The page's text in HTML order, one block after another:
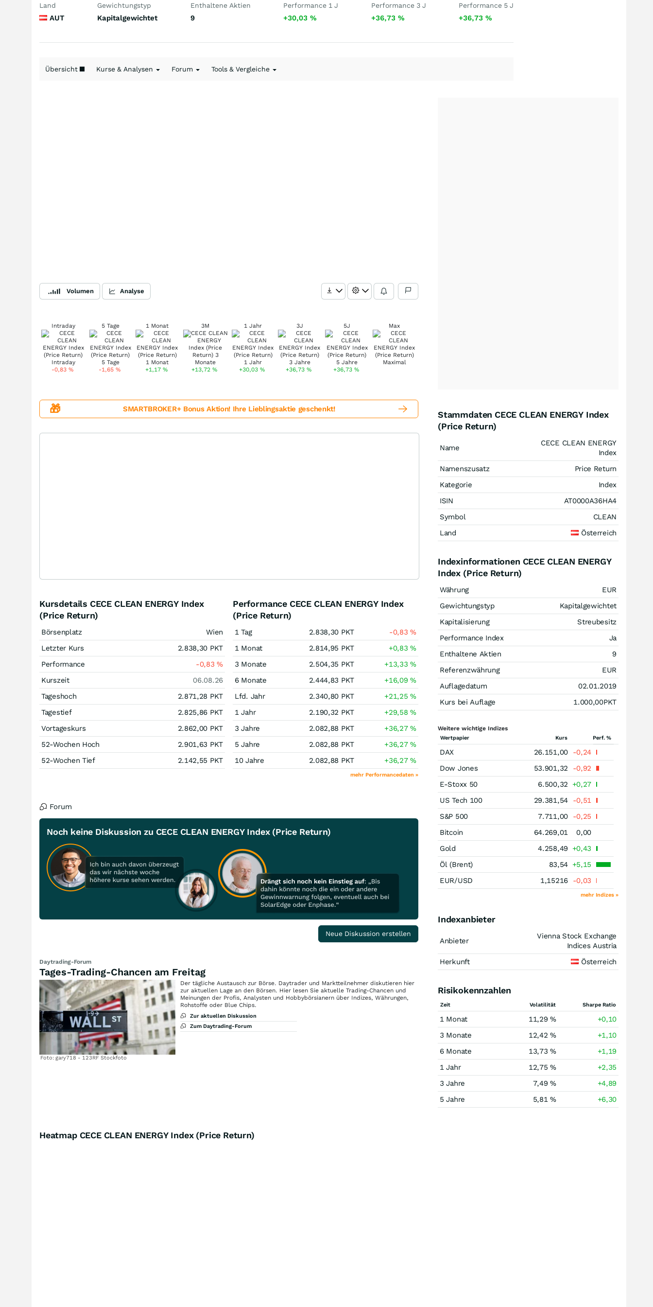
Land
AUT
Gewichtungstyp
Kapitalgewichtet
Enthaltene Aktien
9
Performance 1 J
+30,03%
Performance 3 J
+36,73 %
Performance 5 J
+36,73 %
Übersicht Kurse & Analysen Forum Tools & Vergleiche
Volumen Analyse
Intraday
-0,83 %
5 Tage
-1,65 %
1 Monat
+1,17 %
3M
+13,72%
1 Jahr
+30,03%
3J
+36,73%
5J
+36,73 %
Max
🎁 SMARTBROKER+ Bonus Aktion! Ihre Lieblingsaktie geschenkt!
Kursdetails CECE CLEAN ENERGY Index
(Price Return)
Börsenplatz
Wien
Letzter Kurs
2.838,30 PKT
Performance
-0,83%
Kurszeit
06.08.26
Tageshoch
2.871,28 PKT
Tagestief
2.825,86 PKT
Vortageskurs
2.862,00 PKT
52-Wochen Hoch
2.901,63 PKT
52-Wochen Tief
2.142,55 PKT
Performance CECE CLEAN ENERGY Index
(Price Return)
1 Tag 2.838,30 PKT -0,83%
1 Monat
2.814,95 PKT +0,83%
3 Monate
2.504,35 PKT +13,33%
6 Monate
2.444,83 PKT +16,09%
Lfd. Jahr
2.340,80 PKT +21,25%
1 Jahr
2.190,32 PKT +29,58%
3 Jahre
2.082,88 PKT +36,27%
5 Jahre
2.082,88 PKT +36,27%
10 Jahre
2.082,88 PKT +36,27%
mehr Performancedaten »
Forum
Noch keine Diskussion zu CECE CLEAN ENERGY Index (Price Return)
Neue Diskussion erstellen
Daytrading-Forum
Tages-Trading-Chancen am Freitag
Foto: gary718 - 123RF Stockfoto
Der tägliche Austausch zur Börse. Daytrader und Marktteilnehmer diskutieren hier
zur aktuellen Lage an den Börsen. Hier lesen Sie aktuelle Trading-Chancen und
Meinungen der Profis, Analysten und Hobbybörsianern über Indizes, Währungen,
Rohstoffe oder Blue Chips.
Zur aktuellen Diskussion
Zum Daytrading-Forum
Stammdaten CECE CLEAN ENERGY Index
(Price Return)
Name
CECE CLEAN ENERGY
Index
Namenszusatz
Price Return
Kategorie
Index
ISIN
AT0000A36HA4
Symbol
CLEAN
Land
Österreich
Indexinformationen CECE CLEAN ENERGY
Index (Price Return)
Währung
EUR
Gewichtungstyp
Kapitalgewichtet
Kapitalisierung
Streubesitz
Performance Index
Ja
Enthaltene Aktien
9
Referenzwährung
EUR
Auflagedatum
02.01.2019
Kurs bei Auflage
1.000,00PKT
Weitere wichtige Indizes
Wertpapier Kurs Perf. %
DAX 26.151,00
-0,24
Dow Jones
53.901,32
-0,92
E-Stoxx 50
6.500,32
+0,27
US Tech 100
29.381,54
-0,51
S&P 500
7.711,00
-0,25
Bitcoin
64.269,01
0,00
Gold
4.258,49
+0,43
Öl (Brent)
83,54 +5,15
EUR/USD
1,15216 -0,03
mehr Indizes »
Indexanbieter
Anbieter
Vienna Stock Exchange
Indices Austria
Herkunft
Österreich
Risikokennzahlen
Zeit Volatilität Sharpe Ratio
1 Monat 11,29 %
+0,10
3 Monate
12,42 %
+1,10
6 Monate
13,73 %
+1,19
1 Jahr
12,75 %
+2,35
3 Jahre
7,49 %
+4,89
5 Jahre
5,81 % +6,30
Heatmap CECE CLEAN ENERGY Index (Price Return)